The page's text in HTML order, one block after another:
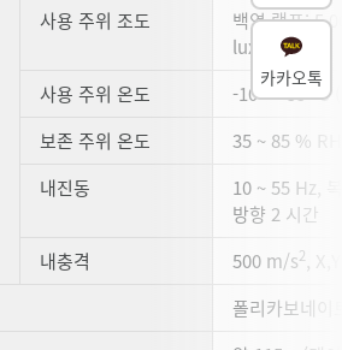
사용 주위 조도
백열 램프:
lux 이하
사용 주위 온도
-10 ~ +55 °C
보존 주위 온도
35 ~ 85 %
내진동
10 ~ 55 Hz,
방향 2 시간
내충격
500 m/s2,
폴리카보네이
카카오톡